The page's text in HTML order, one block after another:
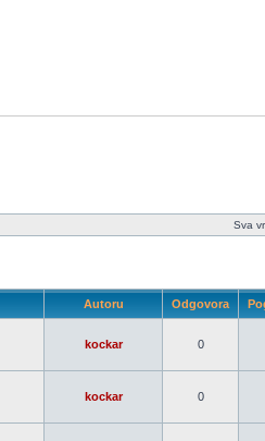
Sva
Autoru Odgovora
kockar 0
kockar 0